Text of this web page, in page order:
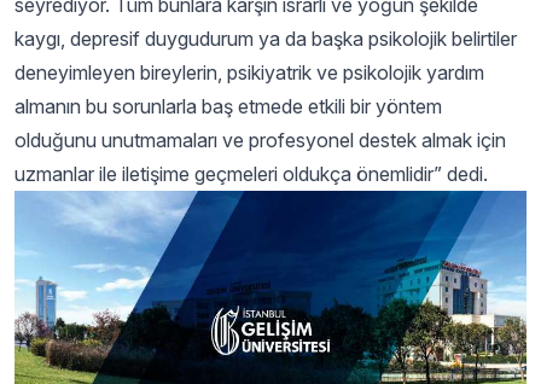
seyrediyor. Tüm bunlara karşın ısrarlı ve yoğun şekilde
kaygı, depresif duygudurum ya da başka psikolojik belirtiler
deneyimleyen bireylerin, psikiyatrik ve psikolojik yardım
almanın bu sorunlarla baş etmede etkili bir yöntem
olduğunu unutmamaları ve profesyonel destek almak için
uzmanlar ile iletişime geçmeleri oldukça önemlidir” dedi.